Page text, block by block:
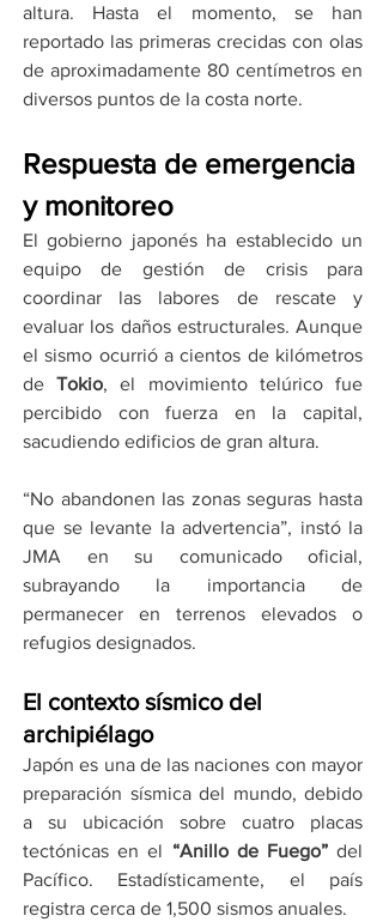
altura. Hasta el momento, se han
reportado las primeras crecidas con olas
de aproximadamente 80 centímetros en
diversos puntos de la costa norte.
Respuesta de emergencia
y monitoreo
El gobierno japonés ha establecido un
equipo de gestión de crisis para
coordinar las labores de rescate y
evaluar los daños estructurales. Aunque
el sismo ocurrió a cientos de kilómetros
de Tokio, el movimiento telúrico fue
percibido con fuerza en la capital,
sacudiendo edificios de gran altura.
“No abandonen las zonas seguras hasta
que se levante la advertencia”, instó la
JMA en su comunicado oficial,
subrayando la importancia de
permanecer en terrenos elevados o
refugios designados.
El contexto sísmico del
archipiélago
Japón es una de las naciones con mayor
preparación sísmica del mundo, debido
a su ubicación sobre cuatro placas
tectónicas en el “Anillo de Fuego” del
Pacífico. Estadísticamente, el país
registra cerca de 1,500 sismos anuales.